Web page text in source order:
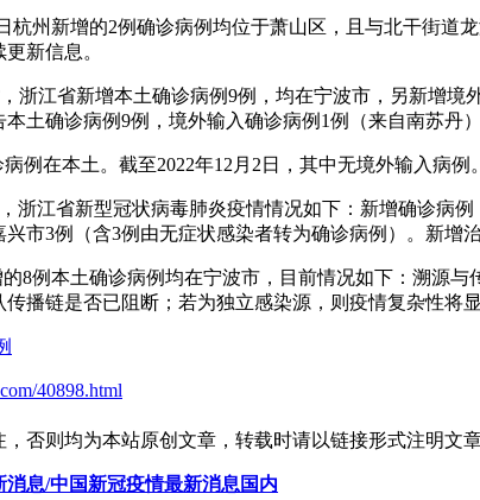
杭州新增的2例确诊病例均位于萧山区，且与北干街
新信息。
，浙江省新增本土确诊病例9例，均在宁波市，另新增
土确诊病例9例，境外输入确诊病例1例（来自南苏丹）
例在本土。截至2022年12月2日，其中无境外输入病例。
，浙江省新型冠状病毒肺炎疫情情况如下：新增确诊病
市3例（含3例由无症状感染者转为确诊病例）。新增
的8例本土确诊病例均在宁波市，目前情况如下：溯源
播链是否已阻断；若为独立感染源，则疫情复杂性将显
40898.html
，否则均为本站原创文章，转载时请以链接形式注明文章
息/中国新冠疫情最新消息国内